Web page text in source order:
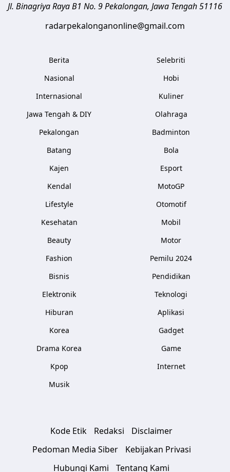
Jl. Binagriya Raya B1 No. 9Pekalongan, Jawa Tengah51116
radarpekalonganonline@gmail.com
Berita
Nasional
Internasional
Jawa Tengah & DIY
Pekalongan
Batang
Kajen
Kendal
Lifestyle
Kesehatan
Beauty
Fashion
Bisnis
Elektronik
Hiburan
Korea
Drama Korea
Kpop
Musik
Selebriti
Hobi
Kuliner
Olahraga
Badminton
Bola
Esport
MotoGP
Otomotif
Mobil
Motor
Pemilu 2024
Pendidikan
Teknologi
Aplikasi
Gadget
Game
Internet
Kode Etik Redaksi
Disclaimer
Pedoman Media Siber
Kebijakan Privasi
Hubungi Kami
Tentang Kami